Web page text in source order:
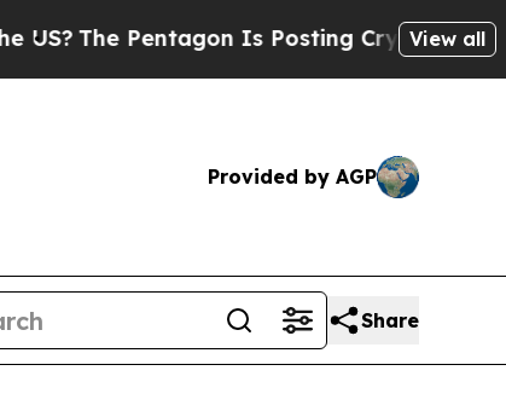
Pentagon Is Posting Cryptic BiblicalView all
Provided by AGP
Share